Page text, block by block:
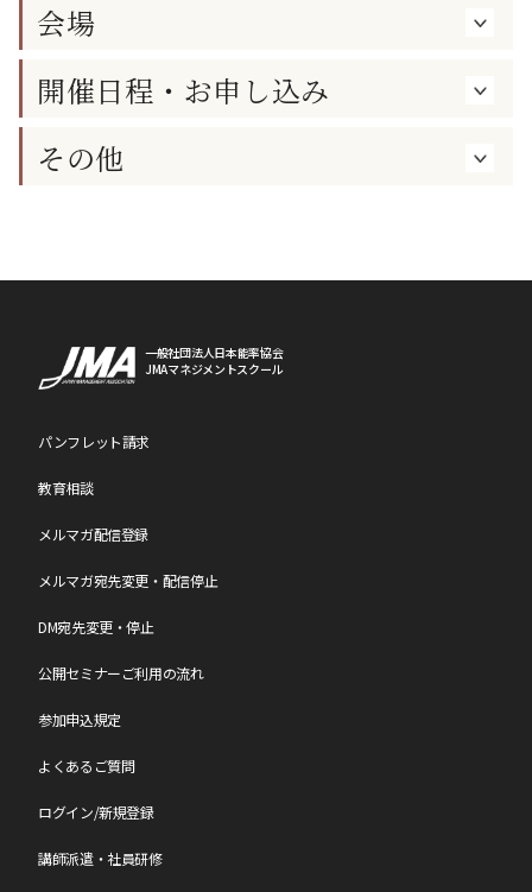
会場
開催日程・お申し込み
その他
一般社団法人日本能率協会
JMAマネジメントスクール
パンフレット請求
教育相談
メルマガ配信登録
メルマガ宛先変更・配信停止
DM宛先変更・停止
公開セミナーご利用の流れ
参加申込規定
よくあるご質問
ログイン/新規登録
講師派遣・社員研修